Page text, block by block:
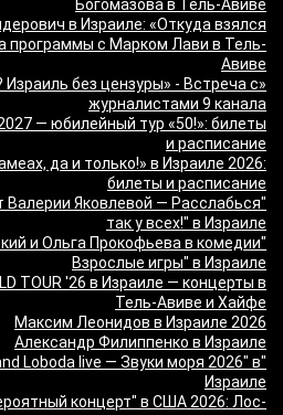
Богомазова в Тель-Авиве
в Израиле: «Откуда взялся
программы с Марком Лави в Тель-
Авиве
Израиль без цензуры» - Встреча с
журналистами 9 канала
— юбилейный тур «50!»: билеты
и расписание
да и только!» в Израиле 2026:
билеты и расписание
Валерии Яковлевой — Расслабься
так у всех!" в Израиле
и Ольга Прокофьева в комедии
Взрослые игры" в Израиле
TOUR '26 в Израиле — концерты в
Тель-Авиве и Хайфе
Максим Леонидов в Израиле 2026
Александр Филиппенко в Израиле
Loboda live — Звуки моря 2026" в
Израиле
концерт" в США 2026: Лос-